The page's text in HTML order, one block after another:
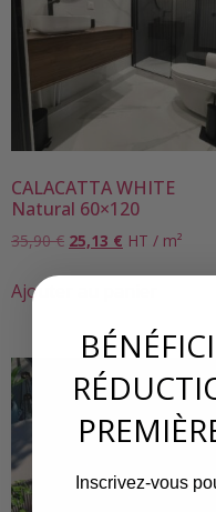
CALACATTA WHITE
Natural 60×120
35,90€ 25,13 € HT / m²
Ajouter au panier
Inscrivez-vous